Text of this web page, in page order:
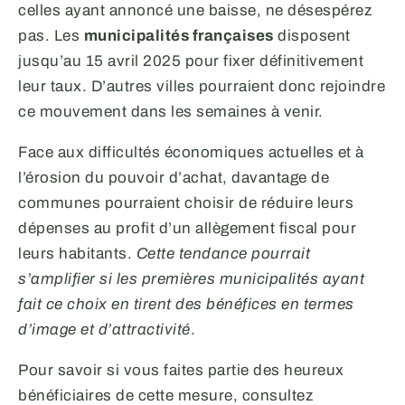
celles ayant annoncé une baisse, ne désespérez
pas. Les municipalités françaises disposent
jusqu’au 15 avril 2025 pour fixer définitivement
leur taux. D’autres villes pourraient donc rejoindre
ce mouvement dans les semaines à venir.
Face aux difficultés économiques actuelles et à
l’érosion du pouvoir d’achat, davantage de
communes pourraient choisir de réduire leurs
dépenses au profit d’un allègement fiscal pour
leurs habitants. Cette tendance pourrait
s’amplifier si les premières municipalités ayant
fait ce choix en tirent des bénéfices en termes
d’image et d’attractivité.
Pour savoir si vous faites partie des heureux
bénéficiaires de cette mesure, consultez